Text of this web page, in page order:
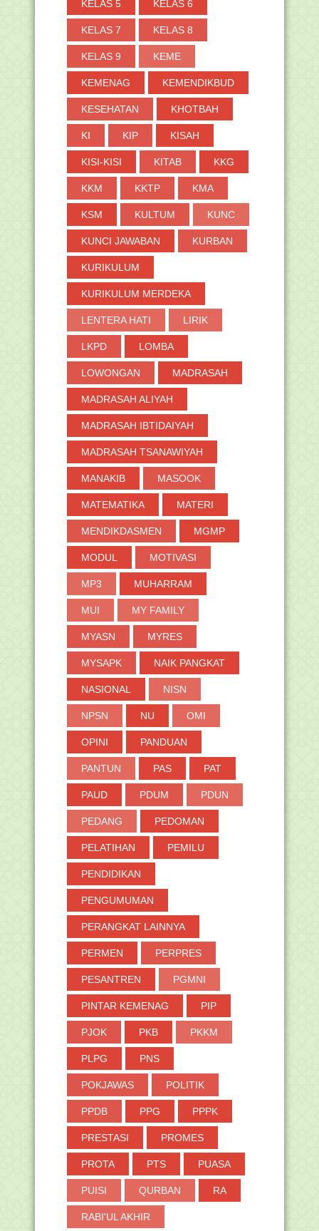
KELAS 5 KELAS 6
KELAS 7 KELAS 8
KELAS 9 KEME
KEMENAG KEMENDIKBUD
KESEHATAN KHOTBAH
KI KIP KISAH
KISI-KISI KITAB KKG
KKM KKTP KMA
KSM KULTUM KUNC
KUNCI JAWABAN KURBAN
KURIKULUM
KURIKULUM MERDEKA
LENTERA HATI LIRIK
LKPD LOMBA
LOWONGAN MADRASAH
MADRASAH ALIYAH
MADRASAH IBTIDAIYAH
MADRASAH TSANAWIYAH
MANAKIB MASOOK
MATEMATIKA MATERI
MENDIKDASMEN MGMP
MODUL MOTIVASI
MP3 MUHARRAM
MUI MY FAMILY
MYASN MYRES
MYSAPK NAIK PANGKAT
NASIONAL NISN
NPSN NU OMI
OPINI PANDUAN
PANTUN PAS PAT
PAUD PDUM PDUN
PEDANG PEDOMAN
PELATIHAN PEMILU
PENDIDIKAN
PENGUMUMAN
PERANGKAT LAINNYA
PERMEN PERPRES
PESANTREN PGMNI
PINTAR KEMENAG PIP
PJOK PKB PKKM
PLPG PNS
POKJAWAS POLITIK
PPDB PPG PPPK
PRESTASI PROMES
PROTA PTS PUASA
PUISI QURBAN RA
RABI'UL AKHIR